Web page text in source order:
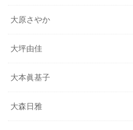
大原さやか
大坪由佳
大本眞基子
大森日雅